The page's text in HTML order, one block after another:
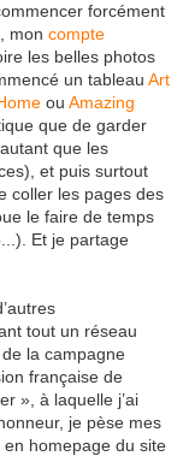
forcément
mon compte
les belles photos
un tableau Art
ou Amazing
que de garder
que les
et puis surtout
coller les pages des
le faire de temps
Et je partage
tout un réseau
la campagne
française de
», à laquelle j’ai
je pèse mes
en homepage du site